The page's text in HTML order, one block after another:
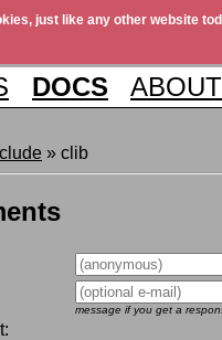
just like any other website
DOCS ABOUT
» clib
message if you get a